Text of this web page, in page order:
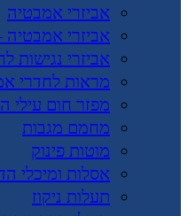
אביזרי אמבטיה
אביזרי אמבטיה
אביזרי נגישות
מראות לחדרי
מפזר חום עילי
מחמם מגבות
מוטות פינוק
אסלות ומיכלי
תעלות ניקוז